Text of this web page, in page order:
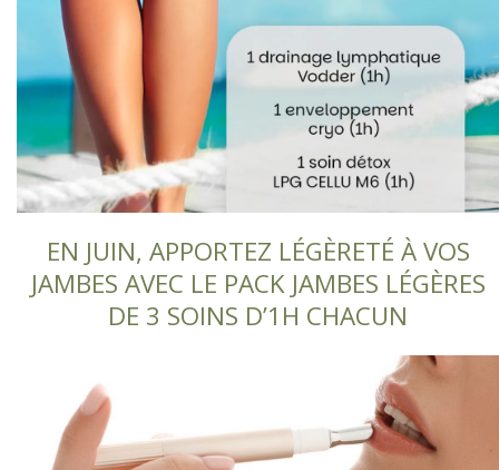
EN JUIN, APPORTEZ LÉGÈRETÉ À VOS
JAMBES AVEC LE PACK JAMBES LÉGÈRES
DE 3 SOINS D’1H CHACUN